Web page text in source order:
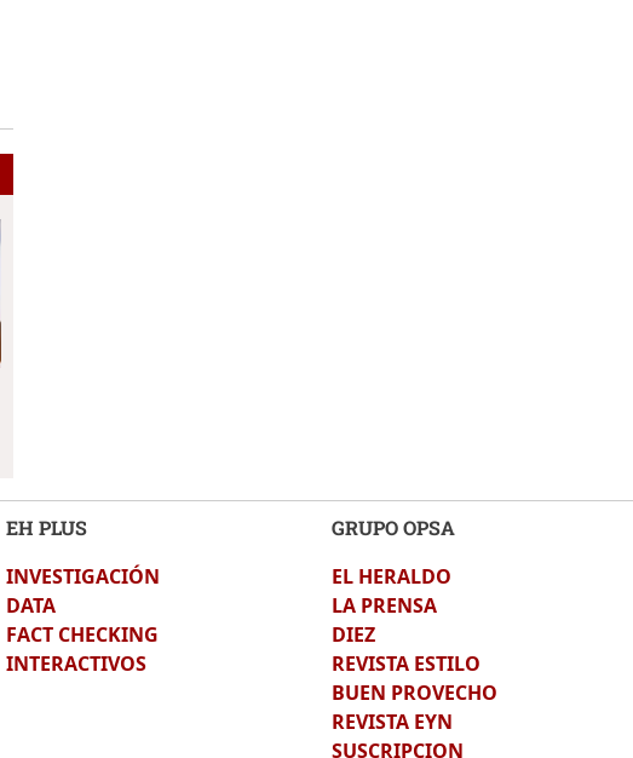
EH PLUS
INVESTIGACIÓN
DATA
FACT CHECKING
INTERACTIVOS
GRUPO OPSA
EL HERALDO
LA PRENSA
DIEZ
REVISTA ESTILO
BUEN PROVECHO
REVISTA EYN
SUSCRIPCION